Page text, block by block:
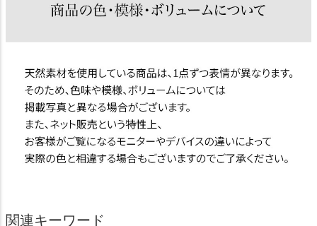
関連キーワード